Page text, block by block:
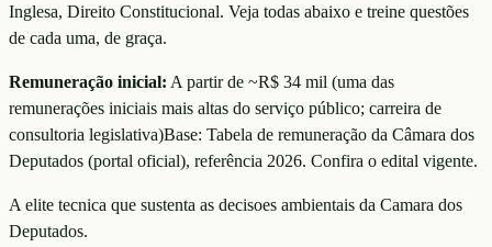
Inglesa, Direito Constitucional. Veja todas abaixo e treine questões
de cada uma, de graça.
Remuneração inicial: A partir de ~R$ 34 mil (uma das
remunerações iniciais mais altas do serviço público; carreira de
consultoria legislativa)Base: Tabela de remuneração da Câmara dos
Deputados (portal oficial), referência 2026. Confira o edital vigente.
A elite tecnica que sustenta as decisoes ambientais da Camara dos
Deputados.